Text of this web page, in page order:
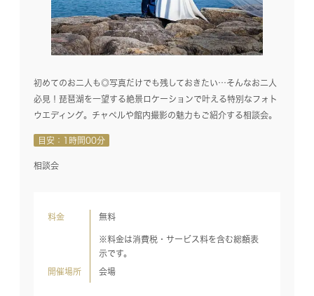
初めてのお二人も◎写真だけでも残しておきたい…そんなお二人
必見！琵琶湖を一望する絶景ロケーションで叶える特別なフォト
ウエディング。チャペルや館内撮影の魅力もご紹介する相談会。
目安：1時間00分
相談会
料金 無料
※料金は消費税・サービス料を含む総額表
示です。
開催場所 会場